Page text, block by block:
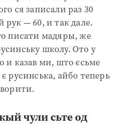
ся записали раз 30
— 60, и так дале.
писати мадяры, же
школу. Ото у
и казав ми, што єсьме
русинська, айбо теперь
чули сьте од